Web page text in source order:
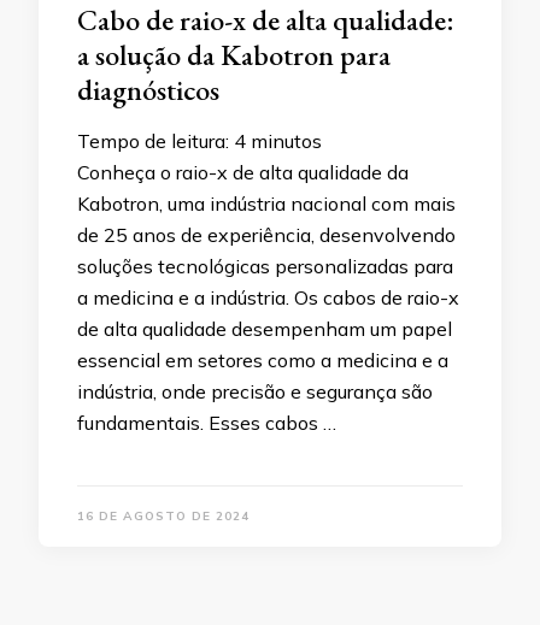
Cabo de raio-x de alta qualidade:
a solução da Kabotron para
diagnósticos
Tempo de leitura: 4 minutos
Conheça o raio-x de alta qualidade da
Kabotron, uma indústria nacional com mais
de 25 anos de experiência, desenvolvendo
soluções tecnológicas personalizadas para
a medicina e a indústria. Os cabos de raio-x
de alta qualidade desempenham um papel
essencial em setores como a medicina e a
indústria, onde precisão e segurança são
fundamentais. Esses cabos …
16 DE AGOSTO DE 2024